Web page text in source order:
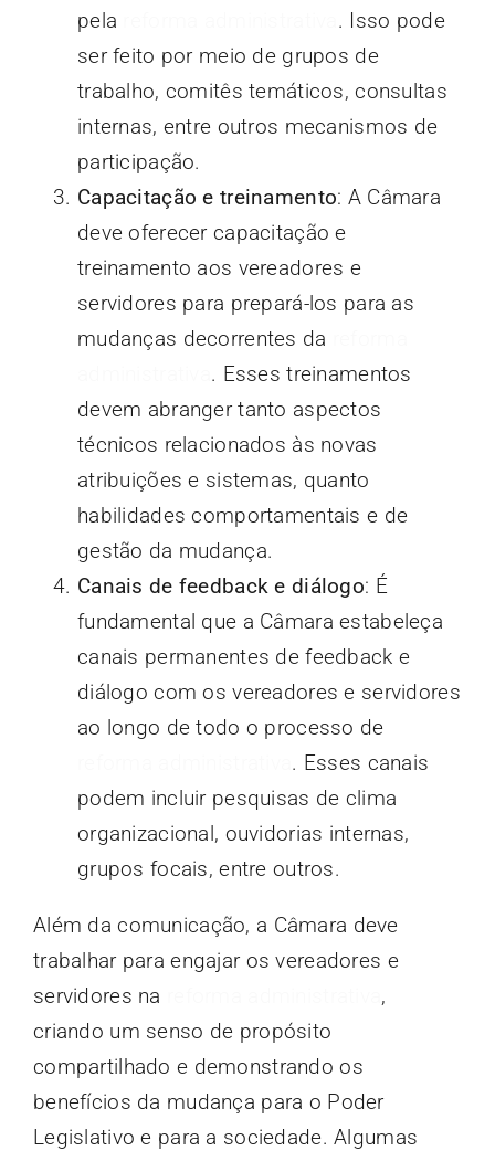
pela
. Isso pode
ser feito por meio de grupos de
trabalho, comitês temáticos, consultas
internas, entre outros mecanismos de
participação.
Capacitação e treinamento: A Câmara
deve oferecer capacitação e
treinamento aos vereadores e
servidores para prepará-los para as
mudanças decorrentes da
. Esses treinamentos
devem abranger tanto aspectos
técnicos relacionados às novas
atribuições e sistemas, quanto
habilidades comportamentais e de
gestão da mudança.
Canais de feedback e diálogo: É
fundamental que a Câmara estabeleça
canais permanentes de feedback e
diálogo com os vereadores e servidores
ao longo de todo o processo de
. Esses canais
podem incluir pesquisas de clima
organizacional, ouvidorias internas,
grupos focais, entre outros.
Além da comunicação, a Câmara deve
trabalhar para engajar os vereadores e
servidores na
,
criando um senso de propósito
compartilhado e demonstrando os
benefícios da mudança para o Poder
Legislativo e para a sociedade. Algumas